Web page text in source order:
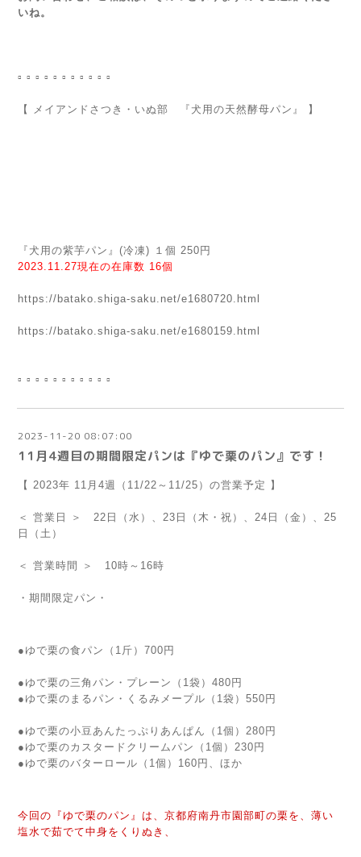
いね。
▫︎ ▫︎ ▫︎ ▫︎ ▫︎ ▫︎ ▫︎ ▫︎ ▫︎ ▫︎ ▫︎
【 メイアンドさつき・いぬ部 『犬用の天然酵母パン』 】
『犬用の紫芋パン』(冷凍) １個 250円
2023.11.27現在の在庫数 16個
https://batako.shiga-saku.net/e1680720.html
https://batako.shiga-saku.net/e1680159.html
▫︎ ▫︎ ▫︎ ▫︎ ▫︎ ▫︎ ▫︎ ▫︎ ▫︎ ▫︎ ▫︎
2023-11-20 08:07:00
11月4週目の期間限定パンは『ゆで栗のパン』です！
【 2023年 11月4週（11/22～11/25）の営業予定 】
＜ 営業日 ＞ 22日（水）、23日（木・祝）、24日（金）、25
日（土）
＜ 営業時間 ＞ 10時～16時
・期間限定パン・
●ゆで栗の食パン（1斤）700円
●ゆで栗の三角パン・プレーン（1袋）480円
●ゆで栗のまるパン・くるみメープル（1袋）550円
●ゆで栗の小豆あんたっぷりあんぱん（1個）280円
●ゆで栗のカスタードクリームパン（1個）230円
●ゆで栗のバターロール（1個）160円、ほか
今回の『ゆで栗のパン』は、京都府南丹市園部町の栗を、薄い
塩水で茹でて中身をくりぬき、